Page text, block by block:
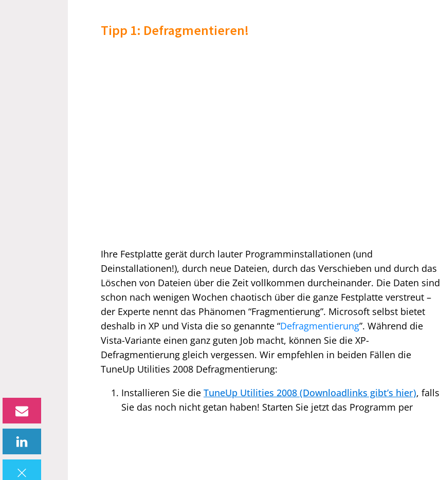
Tipp 1: Defragmentieren!
Ihre Festplatte gerät durch lauter Programminstallationen (und
Deinstallationen!), durch neue Dateien, durch das Verschieben und durch das
Löschen von Dateien über die Zeit vollkommen durcheinander. Die Daten sind
schon nach wenigen Wochen chaotisch über die ganze Festplatte verstreut –
der Experte nennt das Phänomen “Fragmentierung”. Microsoft selbst bietet
deshalb in XP und Vista die so genannte “Defragmentierung”. Während die
Vista-Variante einen ganz guten Job macht, können Sie die XP-
Defragmentierung gleich vergessen. Wir empfehlen in beiden Fällen die
TuneUp Utilities 2008 Defragmentierung:
Installieren Sie die TuneUp Utilities 2008 (Downloadlinks gibt’s hier), falls
Sie das noch nicht getan haben! Starten Sie jetzt das Programm per